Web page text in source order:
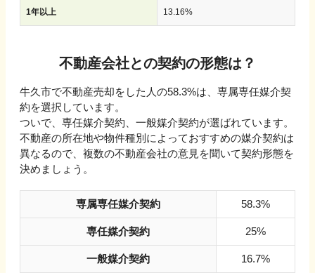
1年以上 13.16%
不動産会社との契約の形態は？
牛久市で不動産売却をした人の58.3%は、専属専任媒介契
約を選択しています。
ついで、専任媒介契約、一般媒介契約が選ばれています。
不動産の所在地や物件種別によっておすすめの媒介契約は
異なるので、複数の不動産会社の意見を聞いて契約形態を
決めましょう。
専属専任媒介契約 58.3%
専任媒介契約 25%
一般媒介契約 16.7%